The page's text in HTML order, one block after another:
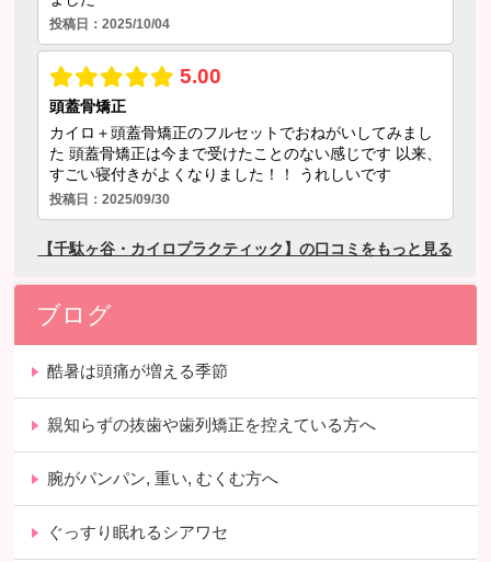
ブログ
酷暑は頭痛が増える季節
親知らずの抜歯や歯列矯正を控えている方へ
腕がパンパン, 重い, むくむ方へ
ぐっすり眠れるシアワセ